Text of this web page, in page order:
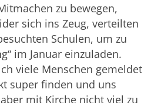
zu bewegen,
sich ins Zeug, verteilten
Schulen, um zu
im Januar einzuladen.
viele Menschen gemeldet
super finden und uns
mit Kirche nicht viel zu